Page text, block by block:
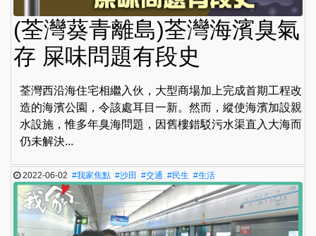
(荃灣葵青離島)荃灣海濱臭氣
存 屎味問題有段史
荃灣西沿海住宅相繼入伙，大型商場加上完成首期工程改
造的海濱公園，令該處耳目一新。然而，縱使海濱加設親
水設施，惟多年臭海問題，因舊樓錯駁污水渠直入大海而
仍未解決...
2022-06-02#我家焦點 #沙田 #交通 #民生 #生活